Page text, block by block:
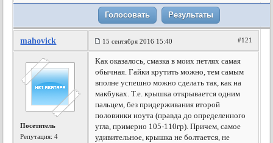
mahovick 15 сентября 2016 15:40 #121
Посетитель
Репутация:4
Как оказалось, смазка в моих петлях самая
обычная. Гайки крутить можно, тем самым
вполне успешно можно сделать так, как на
макбуках. Т.е. крышка открывается одним
пальцем, без придерживания второй
половинки ноута (правда до определенного
угла, примерно 105-110гр). Причем, самое
удивительное, крышка не болтается, не